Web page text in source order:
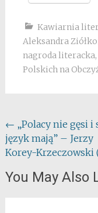
Kawiarnia
Aleksandra
nagroda literacka,
Polskich na
Post
navigation
← „Polacy nie gęsi i
język mają” – Jerzy
Korey-Krzeczowski
You May Also